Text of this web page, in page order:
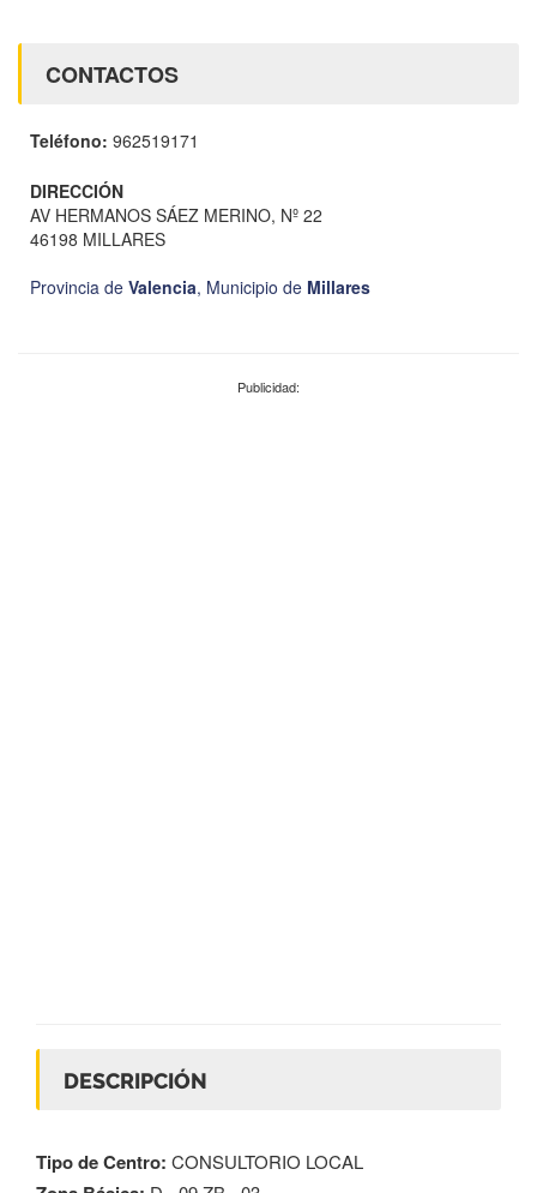
CONTACTOS
Teléfono: 962519171
DIRECCIÓN
AV HERMANOS SÁEZ MERINO, Nº 22
46198 MILLARES
Provincia de Valencia, Municipio de Millares
Publicidad:
DESCRIPCIÓN
Tipo de Centro: CONSULTORIO LOCAL